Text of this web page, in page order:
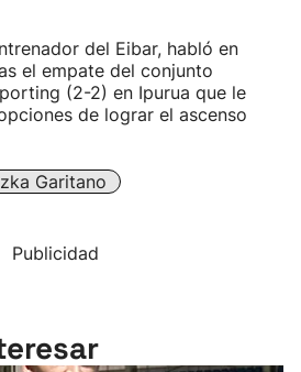
del Eibar, habló en
el empate del conjunto
(2-2) en Ipurua que le
de lograr el ascenso
Garitano
Publicidad